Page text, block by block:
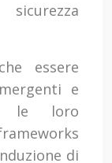
essere
e
le loro
di